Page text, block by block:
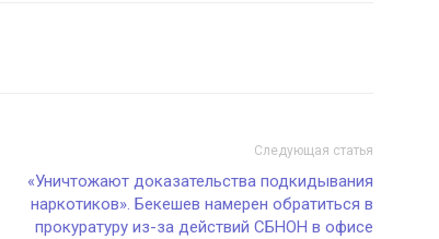
Следующая статья
«Уничтожают доказательства подкидывания
наркотиков». Бекешев намерен обратиться в
прокуратуру из-за действий СБНОН в офисе